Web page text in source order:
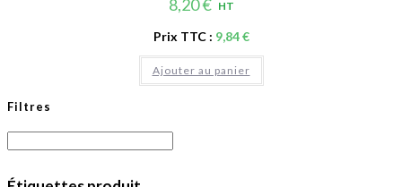
8,20€ HT
Prix TTC : 9,84€
Ajouter au panier
Filtres